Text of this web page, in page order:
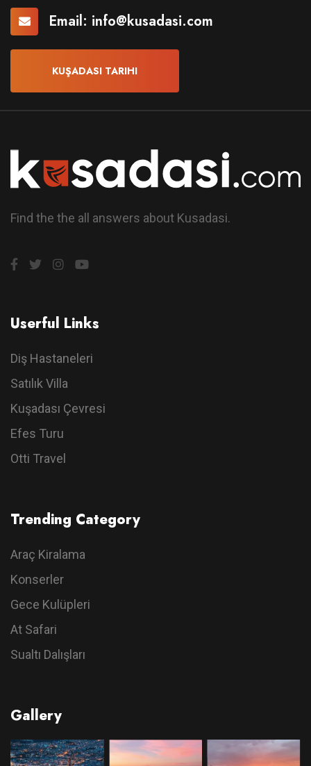
Email: info@kusadasi.com
KUŞADASI TARIHI
Find the the all answers about Kusadasi.
Userful Links
Diş Hastaneleri
Satılık Villa
Kuşadası Çevresi
Efes Turu
Otti Travel
Trending Category
Araç Kiralama
Konserler
Gece Kulüpleri
At Safari
Sualtı Dalışları
Gallery